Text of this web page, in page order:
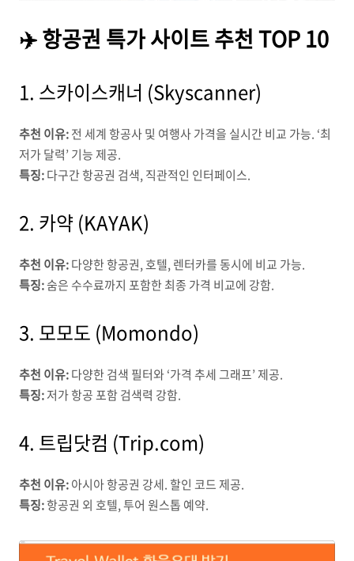
✈️ 항공권 특가 사이트 추천 TOP 10
1. 스카이스캐너 (Skyscanner)
추천 이유:전 세계 항공사 및 여행사 가격을 실시간 비교 가능. ‘최
저가 달력’ 기능 제공.
특징:다구간 항공권 검색, 직관적인 인터페이스.
2. 카약 (KAYAK)
추천 이유:다양한 항공권, 호텔, 렌터카를 동시에 비교 가능.
특징:숨은 수수료까지 포함한 최종 가격 비교에 강함.
3. 모모도 (Momondo)
추천 이유:다양한 검색 필터와 ‘가격 추세 그래프’ 제공.
특징:저가 항공 포함 검색력 강함.
4. 트립닷컴 (Trip.com)
추천 이유:아시아 항공권 강세. 할인 코드 제공.
특징:항공권 외 호텔, 투어 원스톱 예약.